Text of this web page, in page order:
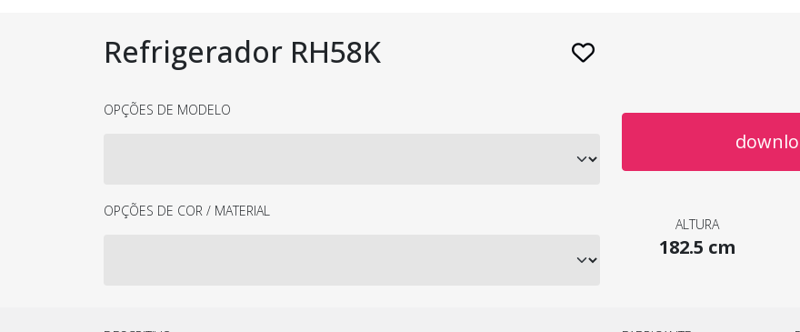
Refrigerador RH58K
OPÇÕES DE MODELO
OPÇÕES DE COR / MATERIAL
ALTURA
182.5 cm